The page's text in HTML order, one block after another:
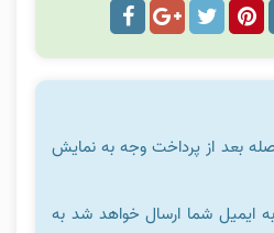
بعد از پرداخت وجه به نمایش
ایمیل شما ارسال خواهد شد به